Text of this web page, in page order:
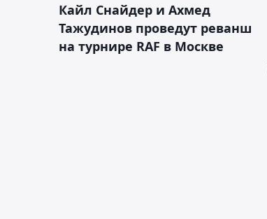
Кайл Снайдер и Ахмед
Тажудинов проведут реванш
на турнире RAF в Москве